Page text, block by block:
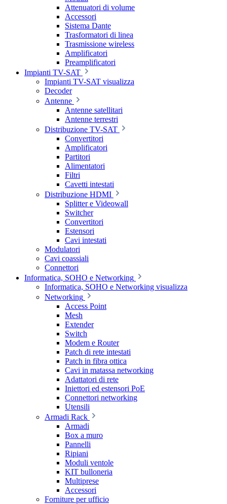
Attenuatori di volume
Accessori
Sistema Dante
Trasformatori di linea
Trasmissione wireless
Amplificatori
Preamplificatori
Impianti TV-SAT
Impianti TV-SAT visualizza
Decoder
Antenne
Antenne satellitari
Antenne terrestri
Distribuzione TV-SAT
Convertitori
Amplificatori
Partitori
Alimentatori
Filtri
Cavetti intestati
Distribuzione HDMI
Splitter e Videowall
Switcher
Convertitori
Estensori
Cavi intestati
Modulatori
Cavi coassiali
Connettori
Informatica, SOHO e Networking
Informatica, SOHO e Networking visualizza
Networking
Access Point
Mesh
Extender
Switch
Modem e Router
Patch di rete intestati
Patch in fibra ottica
Cavi in matassa networking
Adattatori di rete
Iniettori ed estensori PoE
Connettori networking
Utensili
Armadi Rack
Armadi
Box a muro
Pannelli
Ripiani
Moduli ventole
KIT bulloneria
Multiprese
Accessori
Forniture per ufficio